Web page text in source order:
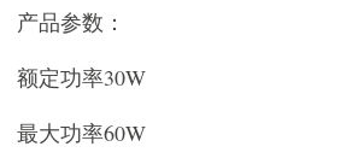
产品参数：
额定功率30W
最大功率60W